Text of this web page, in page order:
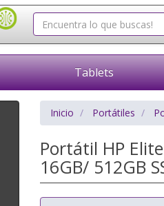
Tablets
Inicio Portátiles
Portátil HP
16GB/ 512GB